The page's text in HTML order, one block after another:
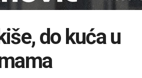
do kuća u